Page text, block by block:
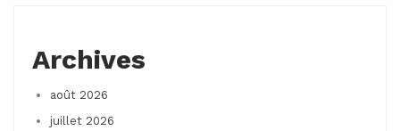
Archives
août 2026
juillet 2026